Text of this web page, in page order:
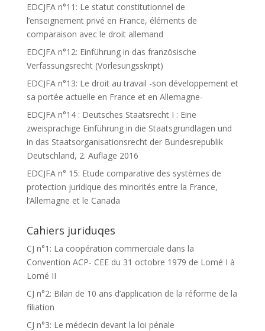
EDCJFA n°11: Le statut constitutionnel de
l’enseignement privé en France, éléments de
comparaison avec le droit allemand
EDCJFA n°12: Einführung in das französische
Verfassungsrecht (Vorlesungsskript)
EDCJFA n°13: Le droit au travail -son développement et
sa portée actuelle en France et en Allemagne-
EDCJFA n°14 : Deutsches Staatsrecht I : Eine
zweisprachige Einführung in die Staatsgrundlagen und
in das Staatsorganisationsrecht der Bundesrepublik
Deutschland, 2. Auflage 2016
EDCJFA n° 15: Etude comparative des systèmes de
protection juridique des minorités entre la France,
l’Allemagne et le Canada
Cahiers juriduqes
CJ n°1: La coopération commerciale dans la
Convention ACP- CEE du 31 octobre 1979 de Lomé I à
Lomé II
CJ n°2: Bilan de 10 ans d’application de la réforme de la
filiation
CJ n°3: Le médecin devant la loi pénale